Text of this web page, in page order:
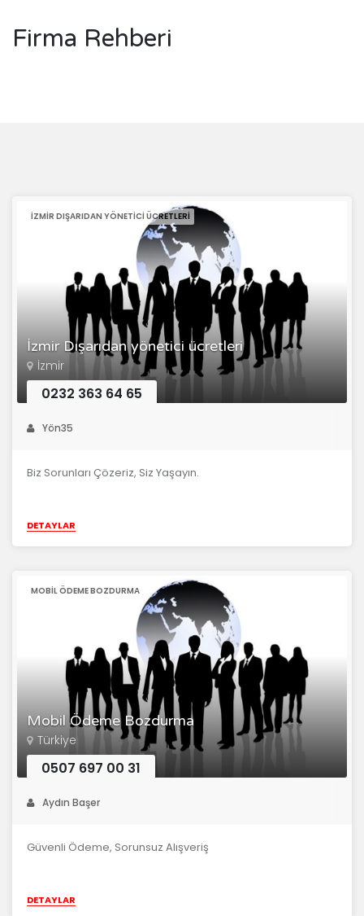
Firma Rehberi
İzmir Dışarıdan yönetici ücretleri
İZMIR DIŞARIDAN YÖNETICI ÜCRETLERI
İzmir
0232 363 64 65
Yön35
Biz Sorunları Çözeriz, Siz Yaşayın.
DETAYLAR
Mobil Ödeme Bozdurma
MOBIL ÖDEME BOZDURMA
Türkiye
0507 697 00 31
Aydın Başer
Güvenli Ödeme, Sorunsuz Alışveriş
DETAYLAR